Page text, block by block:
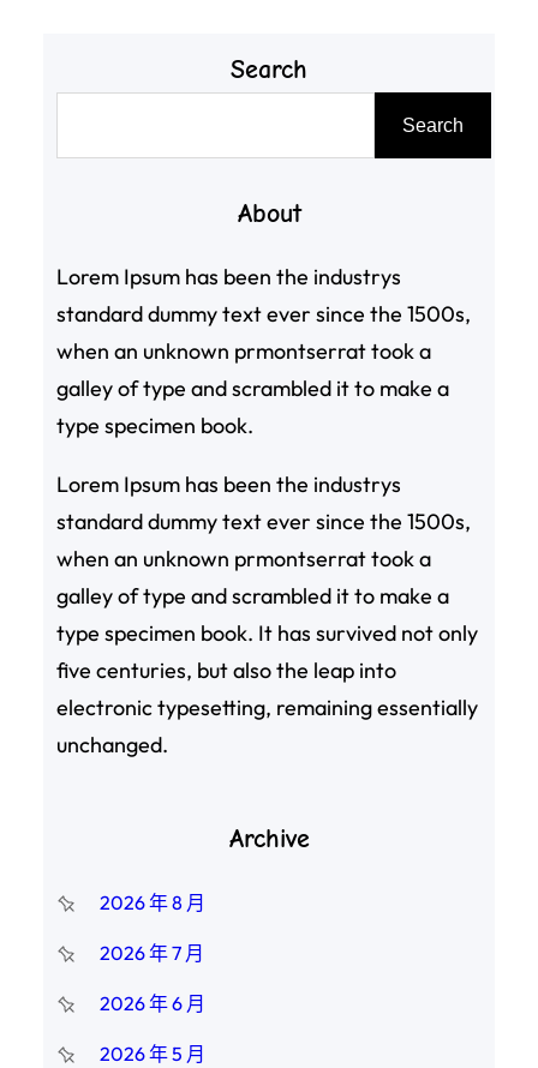
Search
Search
About
Lorem Ipsum has been the industrys
standard dummy text ever since the 1500s,
when an unknown prmontserrat took a
galley of type and scrambled it to make a
type specimen book.
Lorem Ipsum has been the industrys
standard dummy text ever since the 1500s,
when an unknown prmontserrat took a
galley of type and scrambled it to make a
type specimen book. It has survived not only
five centuries, but also the leap into
electronic typesetting, remaining essentially
unchanged.
Archive
2026 年 8 月
2026 年 7 月
2026 年 6 月
2026 年 5 月